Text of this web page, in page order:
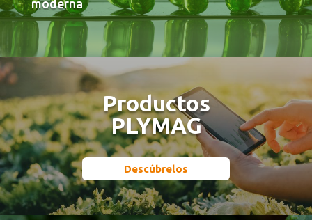
moderna
Productos
PLYMAG
Descúbrelos